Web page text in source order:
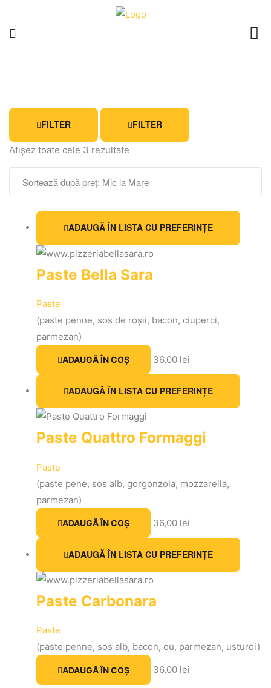
FILTER FILTER
Afișez toate cele 3 rezultate
ADAUGĂ ÎN LISTA CU PREFERINȚE
Paste Bella Sara
Paste
(paste penne, sos de roșii, bacon, ciuperci,
parmezan)
ADAUGĂ ÎN COȘ 36,00 lei
ADAUGĂ ÎN LISTA CU PREFERINȚE
Paste Quattro Formaggi
Paste
(paste pene, sos alb, gorgonzola, mozzarella,
parmezan)
ADAUGĂ ÎN COȘ 36,00 lei
ADAUGĂ ÎN LISTA CU PREFERINȚE
Paste Carbonara
Paste
(paste penne, sos alb, bacon, ou, parmezan, usturoi)
ADAUGĂ ÎN COȘ 36,00 lei